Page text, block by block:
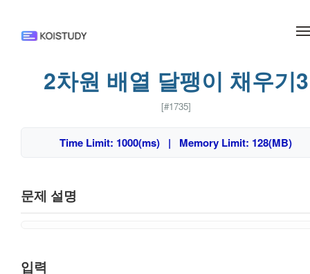
2차원 배열 달팽이 채우기3
[#1735]
Time Limit: 1000(ms) | Memory Limit: 128(MB)
문제 설명
입력